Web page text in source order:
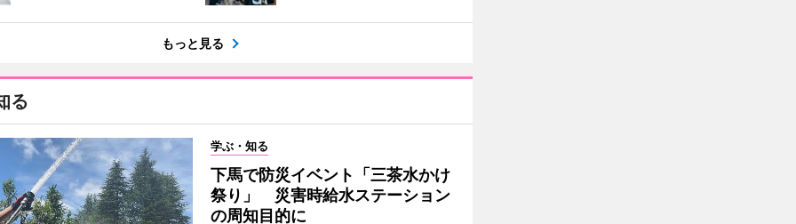
もっと見る
る
学ぶ・知る
下馬で防災イベント「三茶水かけ
祭り」 災害時給水ステーション
の周知目的に